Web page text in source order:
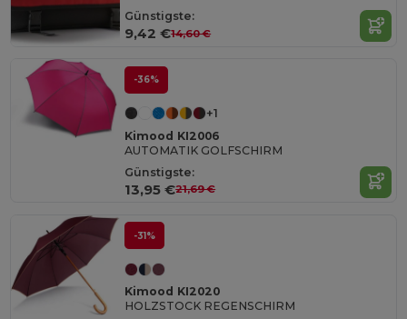
Günstigste:
9,42 €14,60 €
-36%
+1
Kimood KI2006
AUTOMATIK GOLFSCHIRM
Günstigste:
13,95 €21,69 €
-31%
Kimood KI2020
HOLZSTOCK REGENSCHIRM